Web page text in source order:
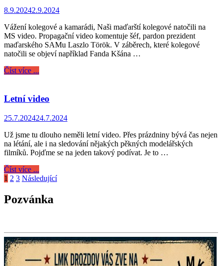
8.9.20242.9.2024
Vážení kolegové a kamarádi, Naši maďarští kolegové natočili na
MS video. Propagační video komentuje šéf, pardon prezident
maďarského SAMu Laszlo Török. V záběrech, které kolegové
natočili se objeví například Fanda Kšána …
Číst více ...
Letní video
25.7.202424.7.2024
Už jsme tu dlouho neměli letní video. Přes prázdniny bývá čas nejen
na létání, ale i na sledování nějakých pěkných modelářských
filmíků. Pojďme se na jeden takový podívat. Je to …
Číst více ...
Navigace
pro
příspěvky
1 2 3 Následující
Pozvánka